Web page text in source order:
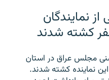
نمایندگان
مجلس عراق در استان
نماینده کشته شدند.